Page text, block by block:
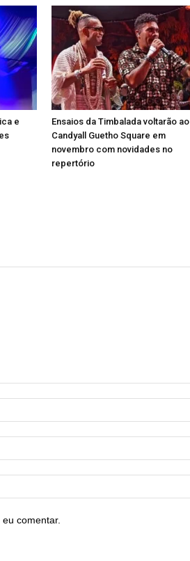
e
Ensaios da Timbalada voltarão ao
Candyall Guetho Square em
novembro com novidades no
repertório
comentar.